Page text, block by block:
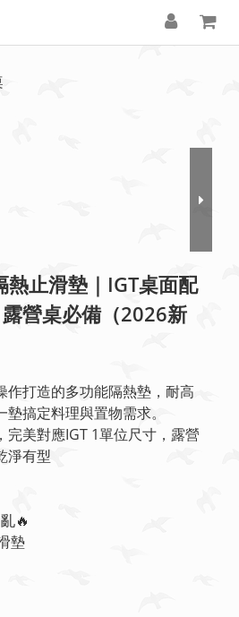
熱止滑墊｜IGT桌面配
營桌必備（2026新
作打造的多功能隔熱墊，耐高
搞定料理與置物需求。
完美對應IGT 1單位尺寸，露營
淨有型
🔥
墊